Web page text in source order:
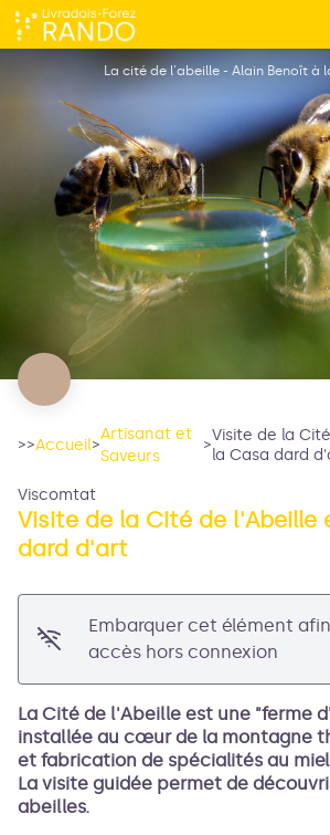
Visite de la Cité de l'Abeille et de la Casa
>>Accueil>
Artisanat et
Saveurs
>
Visite de la
la Casa dard
Viscomtat
Visite de la Cité de l'Abeille
dard d'art
Embarquer cet élément
accès hors connexion
La Cité de l'Abeille est une "ferme
installée au cœur de la montagne
et fabrication de spécialités au
La visite guidée permet de
abeilles.